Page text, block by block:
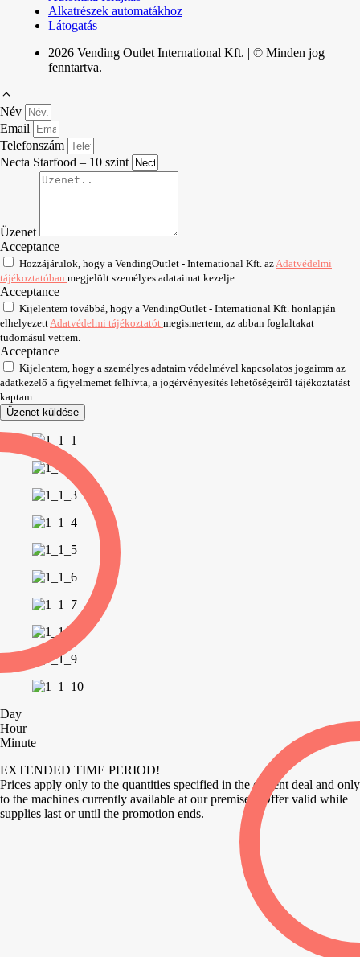
Alkatrészek automatákhoz
Látogatás
2026 Vending Outlet International Kft. | © Minden jog
fenntartva.
Név
Email
Telefonszám
Necta Starfood – 10 szint
Üzenet
Acceptance
Hozzájárulok, hogy a VendingOutlet - International Kft. az Adatvédelmi
tájékoztatóban megjelölt személyes adataimat kezelje.
Acceptance
Kijelentem továbbá, hogy a VendingOutlet - International Kft. honlapján
elhelyezett Adatvédelmi tájékoztatót megismertem, az abban foglaltakat
tudomásul vettem.
Acceptance
Kijelentem, hogy a személyes adataim védelmével kapcsolatos jogaimra az
adatkezelő a figyelmemet felhívta, a jogérvényesítés lehetőségeiről tájékoztatást
kaptam.
Üzenet küldése
Day
Hour
Minute
EXTENDED TIME PERIOD!
Prices apply only to the quantities specified in the current deal and only
to the machines currently available at our premises. Offer valid while
supplies last or until the promotion ends.